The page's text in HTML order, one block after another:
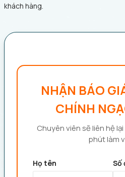
khách hàng.
NHẬN BÁO
CHÍNH
Chuyên viên sẽ liên hệ
phút làm
Họ tên Số